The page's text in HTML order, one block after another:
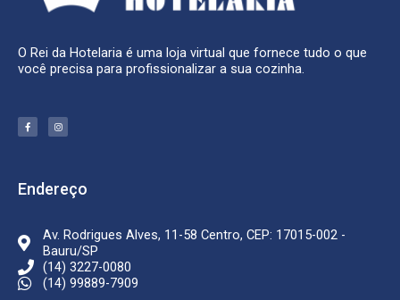
O Rei da Hotelaria é uma loja virtual que fornece tudo o que
você precisa para profissionalizar a sua cozinha.
F
a
c
k
-
I
n
s
m
Endereço
Av. Rodrigues Alves, 11-58 Centro, CEP: 17015-002 -
Bauru/SP
(14) 3227-0080
(14) 99889-7909